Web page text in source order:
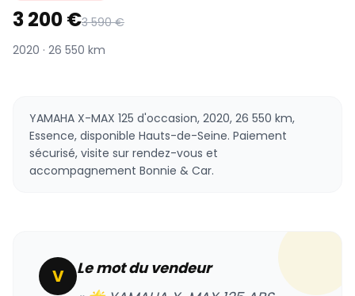
3 200 €3 590 €
2020 · 26 550 km
YAMAHA X-MAX 125 d'occasion, 2020, 26 550 km,
Essence, disponible Hauts-de-Seine. Paiement
sécurisé, visite sur rendez-vous et
accompagnement Bonnie & Car.
V
Le mot du vendeur